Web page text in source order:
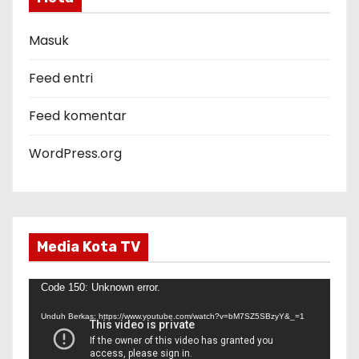
o
r
Masuk
Feed entri
Feed komentar
WordPress.org
Media Kota TV
Code 150: Unknown error.
Unduh Berkas: https://www.youtube.com/watch?v=bM7SZ5SBzyY&_=1